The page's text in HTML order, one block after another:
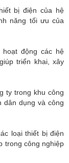
bị điện của hệ
năng tối ưu của
động các hệ
triển khai, xây
ty trong khu công
dân dụng và công
loại thiết bị điện
trong công nghiệp